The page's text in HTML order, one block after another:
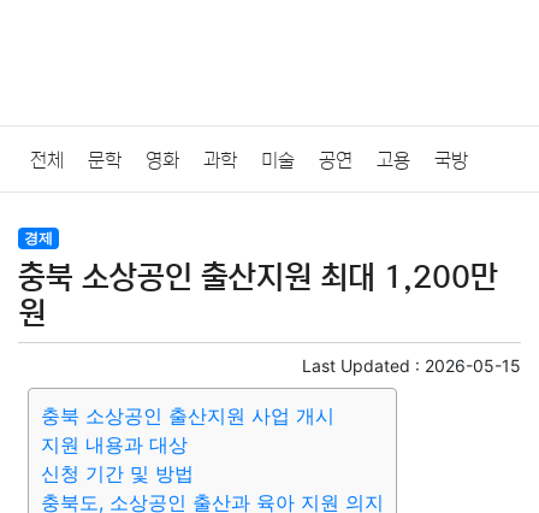
전체 문학 영화 과학 미술 공연 고용 국방
법률
질병 가요 방송 일상 주식 암호화폐 블록체인
미용 증권 인테리어
요리 상품리뷰 원예 금융 게임
대출 자동차 취미 여행 맛집 IT 컴퓨터
경제
충북 소상공인 출산지원 최대 1,200만
원
Last Updated : 2026-05-15
충북 소상공인 출산지원 사업 개시
지원 내용과 대상
신청 기간 및 방법
충북도, 소상공인 출산과 육아 지원 의지